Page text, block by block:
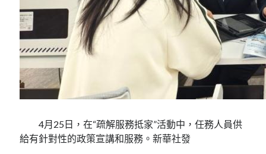
4月25日，在“疏解服務抵家”活動中，任務人員供
給有針對性的政策宣講和服務。新華社發